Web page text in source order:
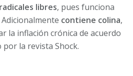
libres, pues funciona
contiene colina,
la inflación crónica de acuerdo
la revista Shock.